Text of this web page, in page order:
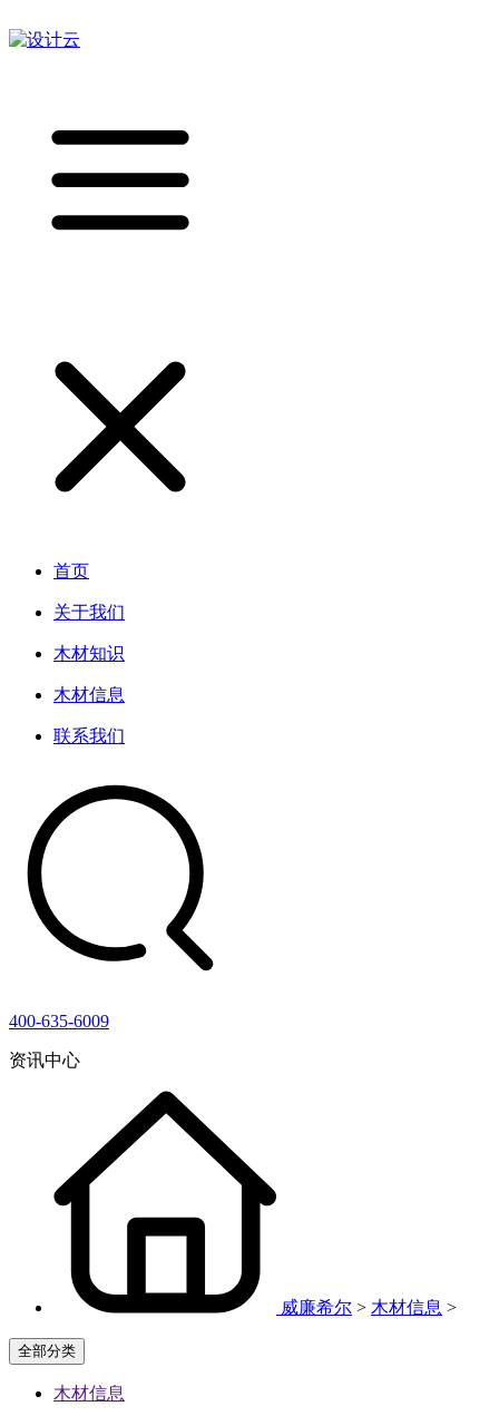
首页
关于我们
木材知识
木材信息
联系我们
400-635-6009
资讯中心
威廉希尔 > 木材信息 >
全部分类
木材信息